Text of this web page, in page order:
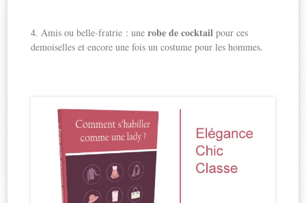
4. Amis ou belle-fratrie : unerobe de cocktail pour ces
demoiselles et encore une fois un costume pour les hommes.